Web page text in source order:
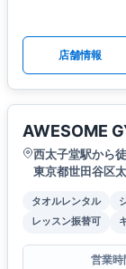
店舗情報
AWESOME
西太子堂駅から
東京都世田谷区
タオルレンタル
レッスン振替可
営業時